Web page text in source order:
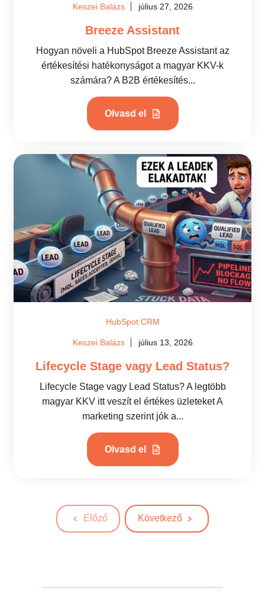
Keszei Balázs július 27, 2026
Breeze Assistant
Hogyan növeli a HubSpot Breeze Assistant az
értékesítési hatékonyságot a magyar KKV-k
számára? A B2B értékesítés...
Olvasd el
HubSpot CRM
Keszei Balázs július 13, 2026
Lifecycle Stage vagy Lead Status?
Lifecycle Stage vagy Lead Status? A legtöbb
magyar KKV itt veszít el értékes üzleteket A
marketing szerint jók a...
Olvasd el
Előző Következő